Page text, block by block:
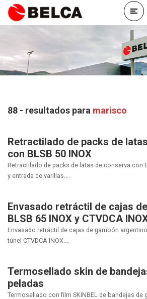
88 - resultados para marisco
Retractilado de packs de
con BLSB 50 INOX
Retractilado de packs de latas de conserva con
y entrada de varillas....
Envasado retráctil de cajas
BLSB 65 INOX y CTVDCA
Envasado retráctil de cajas de gambón
túnel CTVDCA INOX....
Termosellado skin de
peladas
Termosellado con film SKINBEL de bandejas de